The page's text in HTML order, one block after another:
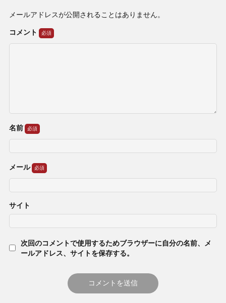
メールアドレスが公開されることはありません。
コメント
名前
メール
サイト
次回のコメントで使用するためブラウザーに自分の名前、メ
ールアドレス、サイトを保存する。